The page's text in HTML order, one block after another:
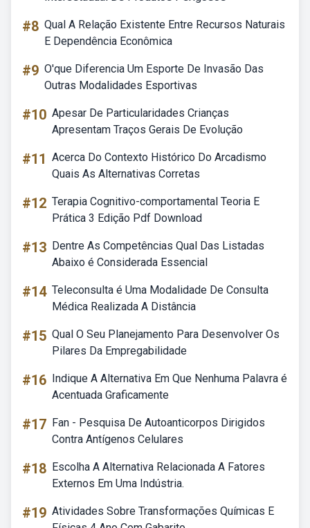
#8 Qual A Relação Existente Entre Recursos Naturais
E Dependência Econômica
#9 O'que Diferencia Um Esporte De Invasão Das
Outras Modalidades Esportivas
#10 Apesar De Particularidades Crianças
Apresentam Traços Gerais De Evolução
#11 Acerca Do Contexto Histórico Do Arcadismo
Quais As Alternativas Corretas
#12 Terapia Cognitivo-comportamental Teoria E
Prática 3 Edição Pdf Download
#13 Dentre As Competências Qual Das Listadas
Abaixo é Considerada Essencial
#14 Teleconsulta é Uma Modalidade De Consulta
Médica Realizada A Distância
#15 Qual O Seu Planejamento Para Desenvolver Os
Pilares Da Empregabilidade
#16 Indique A Alternativa Em Que Nenhuma Palavra é
Acentuada Graficamente
#17 Fan - Pesquisa De Autoanticorpos Dirigidos
Contra Antígenos Celulares
#18 Escolha A Alternativa Relacionada A Fatores
Externos Em Uma Indústria.
#19 Atividades Sobre Transformações Químicas E